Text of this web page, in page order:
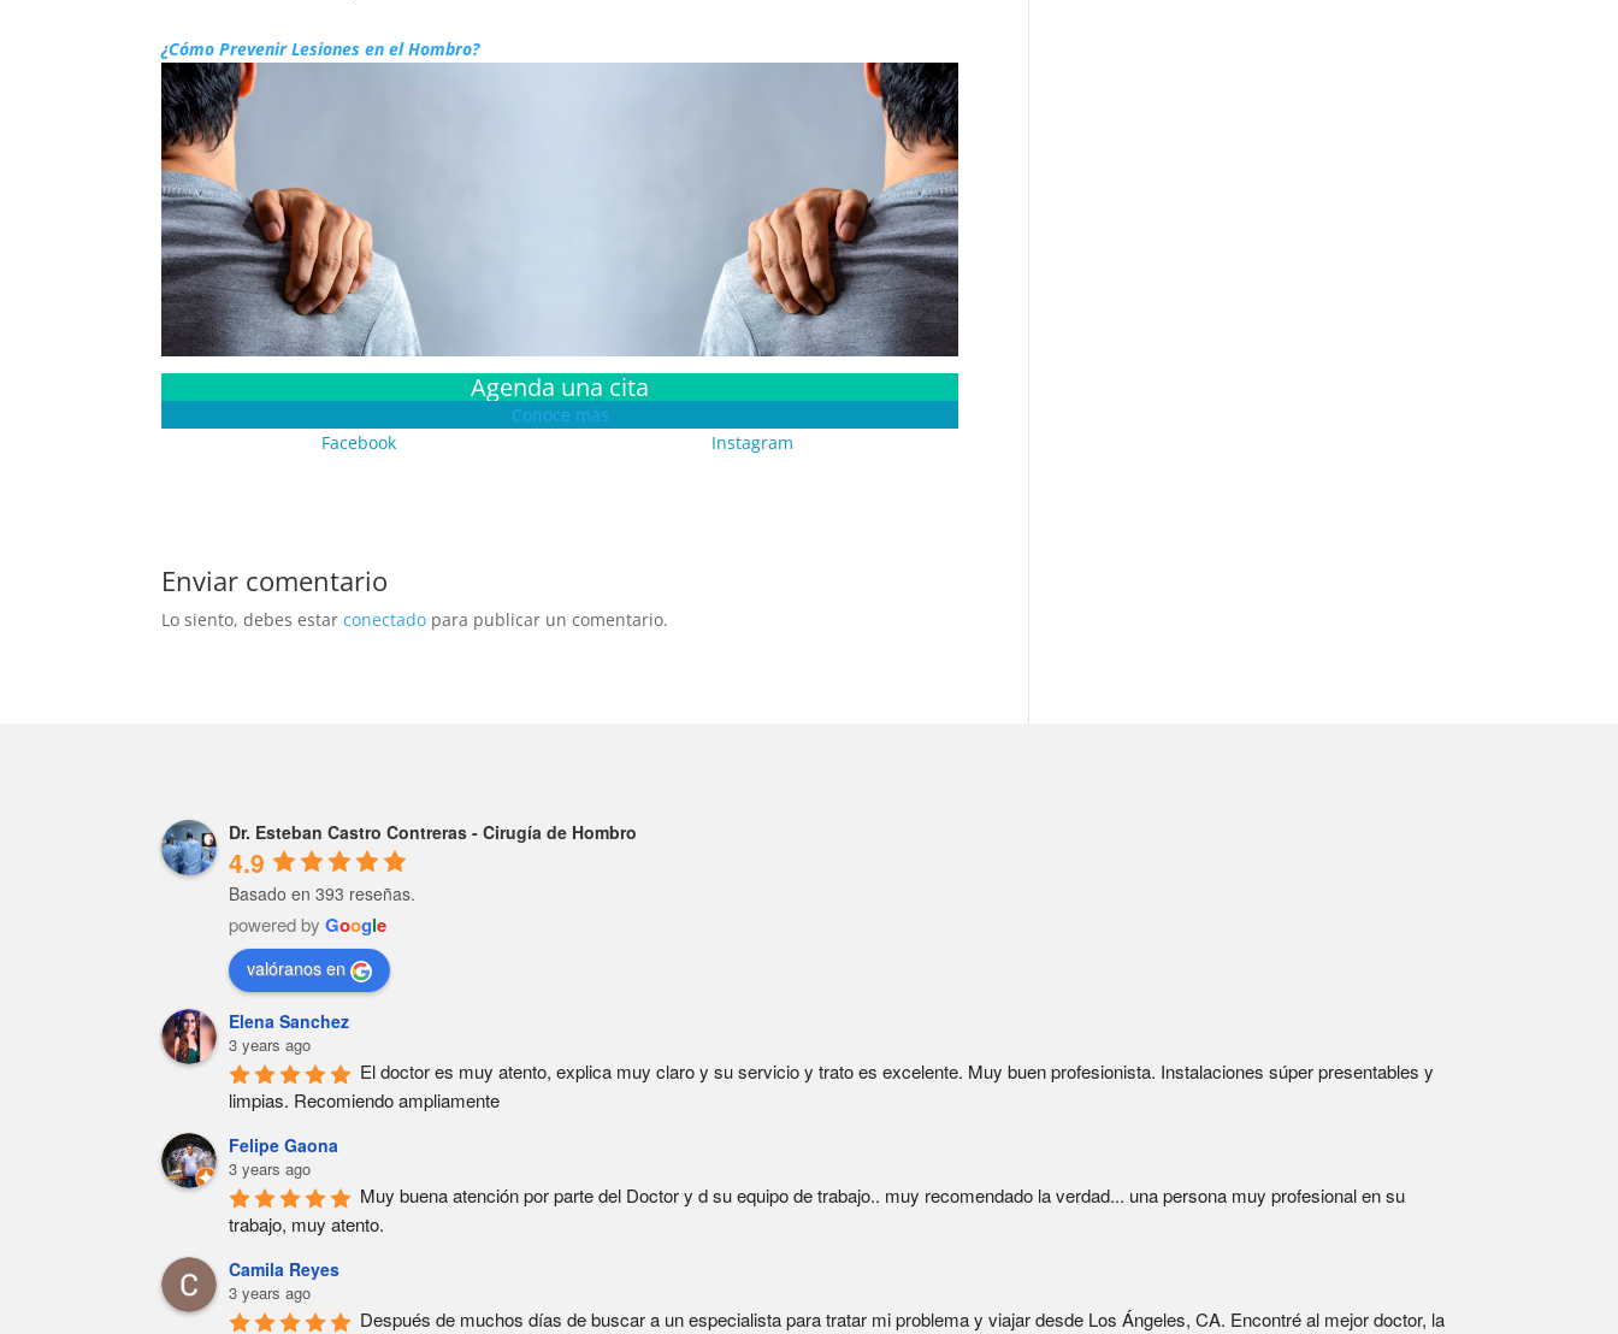
¿Cómo Prevenir Lesiones en el Hombro?
Agenda una cita
Conoce más
Facebook
Instagram
Enviar comentario
Lo siento, debes estarconectado para publicar un comentario.
Dr. Esteban Castro Contreras - Cirugía de Hombro
4.9
Basado en 393 reseñas.
powered byGoogle
valóranos en
Elena Sanchez
3 years ago
El doctor es muy atento, explica muy claro y su servicio y trato es excelente. Muy buen profesionista. Instalaciones súper presentables y
limpias. Recomiendo ampliamente
Felipe Gaona
3 years ago
Muy buena atención por parte del Doctor y d su equipo de trabajo.. muy recomendado la verdad... una persona muy profesional en su
trabajo, muy atento.
Camila Reyes
3 years ago
Después de muchos días de buscar a un especialista para tratar mi problema y viajar desde Los Ángeles, CA. Encontré al mejor doctor, la